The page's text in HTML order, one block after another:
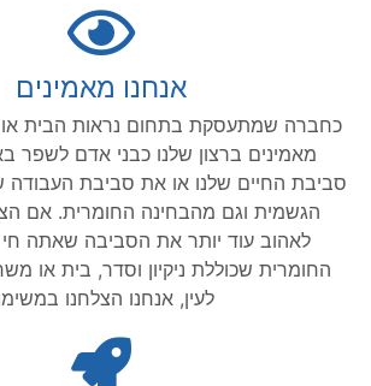
אנחנו מאמינים
כחברה שמתעסקת בתחום נראות הבית או
מאמינים ברצון שלנו כבני אדם לשפר
סביבת החיים שלנו או את סביבת העבודה
הגשמית וגם מהבחינה החומרית. אם
לאהוב עוד יותר את הסביבה שאתה
החומרית שכוללת ניקיון וסדר, בית או
לעין, אנחנו הצלחנו